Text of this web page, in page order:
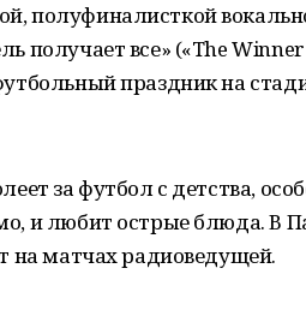
полуфиналисткой
получает все» («The
праздник на
за футбол с детства,
и любит острые блюда. В
на матчах радиоведущей.